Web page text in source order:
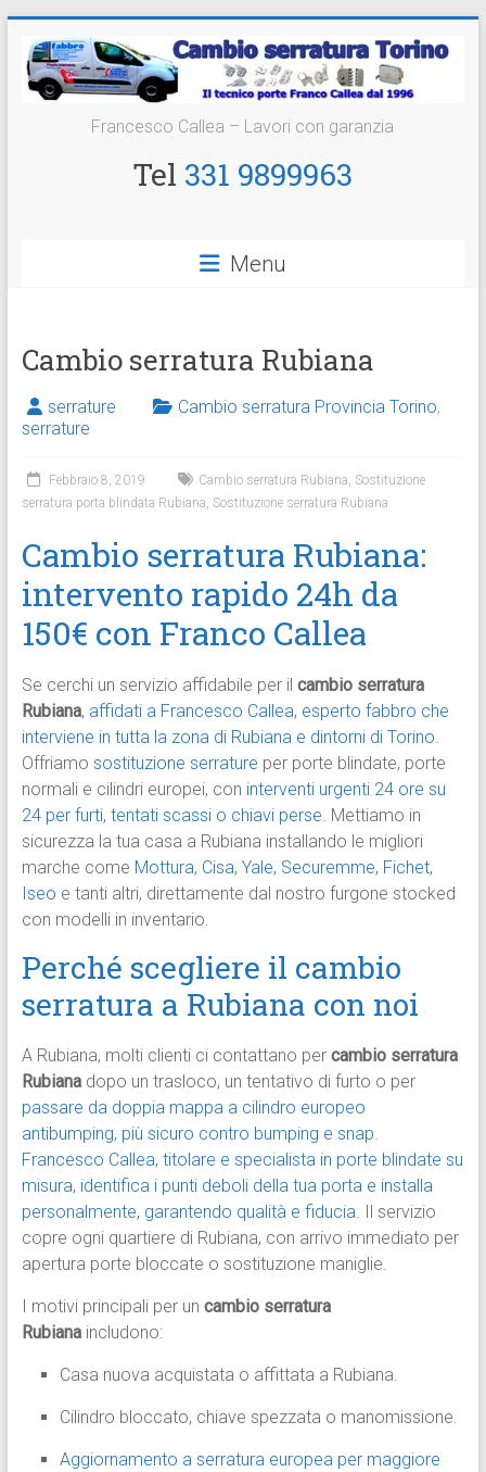
contenuto
Cambio
Serratura
Francesco Callea – Lavori con garanzia
Tel 331 9899963
Menu
Cambio serratura Rubiana
serrature Cambio serratura Provincia Torino,
serrature
Febbraio 8, 2019 Cambio serratura Rubiana, Sostituzione
serratura porta blindata Rubiana, Sostituzione serratura Rubiana
Cambio serratura Rubiana:
intervento rapido 24h da
150€ con Franco Callea
Se cerchi un servizio affidabile per il cambio serratura
Rubiana, affidati a Francesco Callea, esperto fabbro che
interviene in tutta la zona di Rubiana e dintorni di Torino.
Offriamo sostituzione serrature per porte blindate, porte
normali e cilindri europei, con interventi urgenti 24 ore su
24 per furti, tentati scassi o chiavi perse. Mettiamo in
sicurezza la tua casa a Rubiana installando le migliori
marche come Mottura, Cisa, Yale, Securemme, Fichet,
Iseo e tanti altri, direttamente dal nostro furgone stocked
con modelli in inventario.
Perché scegliere il cambio
serratura a Rubiana con noi
A Rubiana, molti clienti ci contattano per cambio serratura
Rubianadopo un trasloco, un tentativo di furto o per
passare da doppia mappa a cilindro europeo
antibumping, più sicuro contro bumping e snap.
Francesco Callea, titolare e specialista in porte blindate su
misura, identifica i punti deboli della tua porta e installa
personalmente, garantendo qualità e fiducia. Il servizio
copre ogni quartiere di Rubiana, con arrivo immediato per
apertura porte bloccate o sostituzione maniglie.
I motivi principali per un cambio serratura
Rubianaincludono:
Casa nuova acquistata o affittata a Rubiana.
Cilindro bloccato, chiave spezzata o manomissione.
Aggiornamento a serratura europea per maggiore